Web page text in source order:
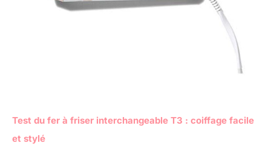
Test du fer à friser interchangeable T3 : coiffage facile
et stylé